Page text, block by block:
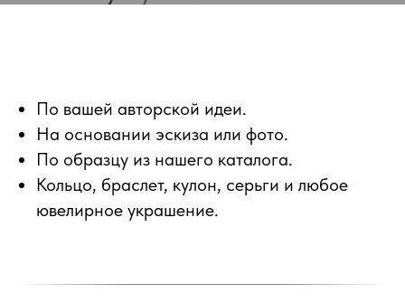
По вашей авторской идеи.
На основании эскиза или фото.
По образцу из нашего каталога.
Кольцо, браслет, кулон, серьги и любое
ювелирное украшение.